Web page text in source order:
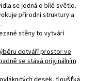
se jedná o bílé světlo.
přírodní struktury a
stěny to vytvárí
dotváří prostor ve
se stává originálním